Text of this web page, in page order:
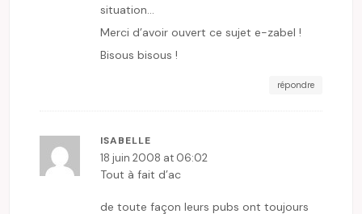
situation…
Merci d’avoir ouvert ce sujet e-zabel !
Bisous bisous !
répondre
ISABELLE
18 juin 2008 at 06:02
Tout à fait d’ac
de toute façon leurs pubs ont toujours